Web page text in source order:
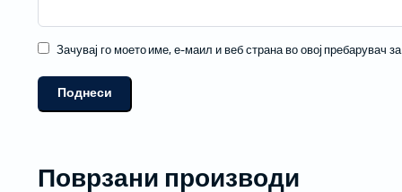
Зачувај го моето име, е-маил и веб страна во овој пребарувач
Поврзани производи